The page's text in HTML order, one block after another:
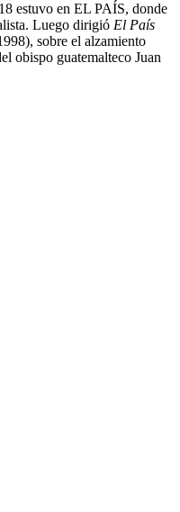
estuvo en EL PAÍS, donde
Luego dirigió El País
sobre el alzamiento
obispo guatemalteco Juan